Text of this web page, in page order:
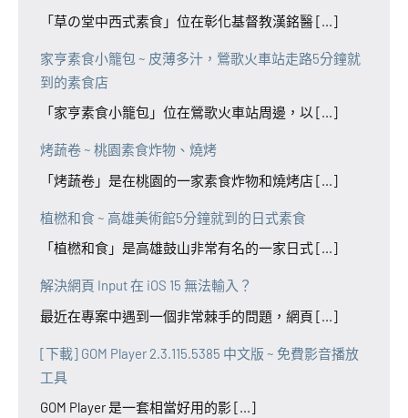
「草の堂中西式素食」位在彰化基督教漢銘醫 [...]
家亨素食小籠包 ~ 皮薄多汁，鶯歌火車站走路5分鐘就
到的素食店
「家亨素食小籠包」位在鶯歌火車站周邊，以 [...]
烤蔬卷 ~ 桃園素食炸物、燒烤
「烤蔬卷」是在桃園的一家素食炸物和燒烤店 [...]
植橪和食 ~ 高雄美術館5分鐘就到的日式素食
「植橪和食」是高雄鼓山非常有名的一家日式 [...]
解決網頁 Input 在 iOS 15 無法輸入？
最近在專案中遇到一個非常棘手的問題，網頁 [...]
[下載] GOM Player 2.3.115.5385 中文版 ~ 免費影音播放
工具
GOM Player 是一套相當好用的影 [...]